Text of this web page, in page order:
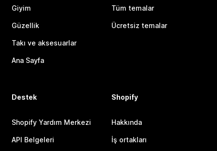
Giyim
Güzellik
Takı ve aksesuarlar
Ana Sayfa
Tüm temalar
Ücretsiz temalar
Destek
Shopify Yardım Merkezi
API Belgeleri
Shopify
Hakkında
İş ortakları